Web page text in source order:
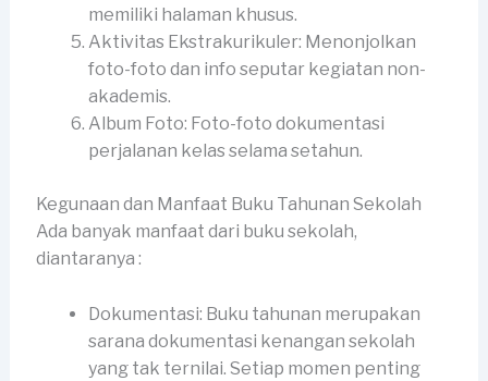
memiliki halaman khusus.
Aktivitas Ekstrakurikuler: Menonjolkan
foto-foto dan info seputar kegiatan non-
akademis.
Album Foto: Foto-foto dokumentasi
perjalanan kelas selama setahun.
Kegunaan dan Manfaat Buku Tahunan Sekolah
Ada banyak manfaat dari buku sekolah,
diantaranya :
Dokumentasi: Buku tahunan merupakan
sarana dokumentasi kenangan sekolah
yang tak ternilai. Setiap momen penting